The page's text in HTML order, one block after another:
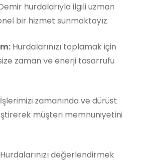
hurdalarıyla ilgili uzman
bir hizmet sunmaktayız.
Hurdalarınızı toplamak için
zaman ve enerji tasarrufu
İşlerimizi zamanında ve dürüst
müşteri memnuniyetini
Hurdalarınızı değerlendirmek